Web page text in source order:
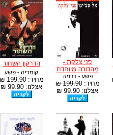
פני צלקת -
מהדורה מיוחדת
פשע - דרמה
מחיר:199.90 ₪
אצלנו: 99.90 ₪
הדרקון השחור
קומדיה - פשע
מחיר:199.90 ₪
אצלנו: 99.90 ₪